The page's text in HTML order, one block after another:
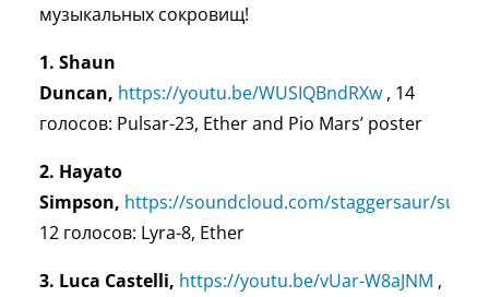
музыкальных сокровищ!
1. Shaun
Duncan, https://youtu.be/WUSIQBndRXw, 14
голосов: Pulsar-23, Ether and Pio Mars’ poster
2. Hayato
Simpson, https://soundcloud.com/staggersaur/
12 голосов: Lyra-8, Ether
3. Luca Castelli, https://youtu.be/vUar-W8aJNM ,